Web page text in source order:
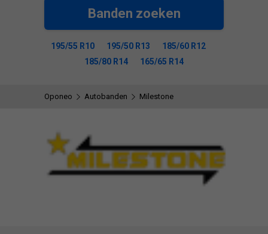
Banden zoeken
195/55 R10 195/50 R13
185/60 R12
185/80 R14
165/65 R14
Oponeo Autobanden Milestone